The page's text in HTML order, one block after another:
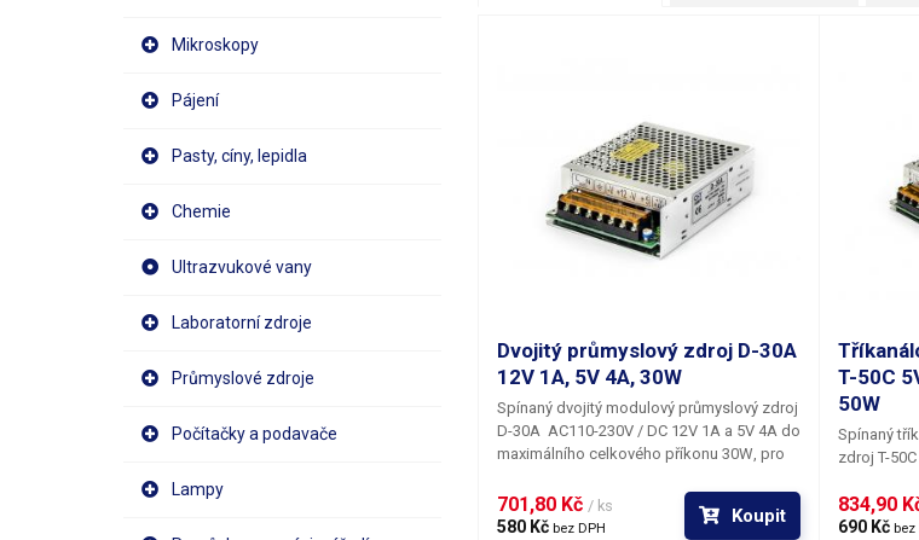
Mikroskopy
Pájení
Pasty, cíny, lepidla
Chemie
Ultrazvukové vany
Laboratorní zdroje
Průmyslové zdroje
Počítačky a podavače
Lampy
Dvojitý průmyslový zdroj D-30A
12V 1A, 5V 4A, 30W
Spínaný dvojitý modulový průmyslový zdroj
D-30AAC110-230V / DC 12V 1A a 5V 4Ado
maximálního celkového příkonu 30W, pro
průmyslový zdroj je krytý kovovou kostrou
s krytím IP20, disponuje standardní krytou
701,80 Kč / ks
580 Kč bez DPH
Koupit
T-50C
50W
Spínaný
zdroj T-50C
příkonu
834,90
690 Kč bez